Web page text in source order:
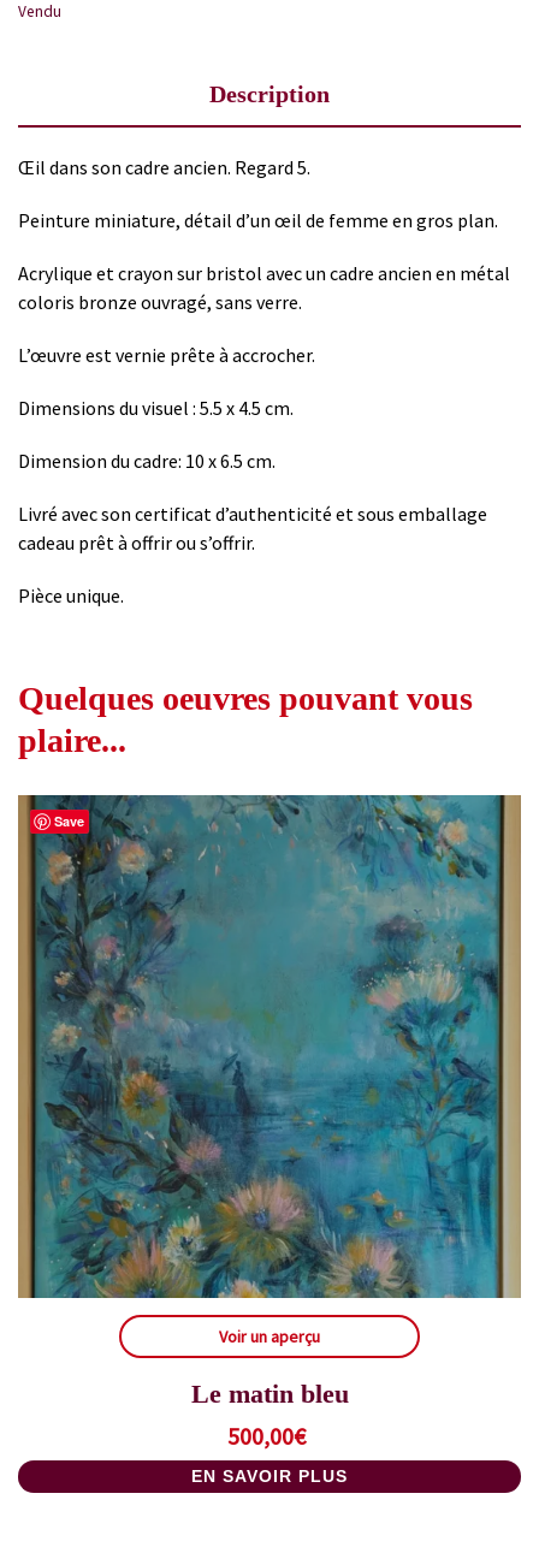
Vendu
Description
Œil dans son cadre ancien. Regard 5.
Peinture miniature, détail d’un œil de femme en gros plan.
Acrylique et crayon sur bristol avec un cadre ancien en métal
coloris bronze ouvragé, sans verre.
L’œuvre est vernie prête à accrocher.
Dimensions du visuel : 5.5 x 4.5 cm.
Dimension du cadre: 10 x 6.5 cm.
Livré avec son certificat d’authenticité et sous emballage
cadeau prêt à offrir ou s’offrir.
Pièce unique.
Quelques oeuvres pouvant vous
plaire...
Save
Voir un aperçu
Le matin bleu
500,00€
EN SAVOIR PLUS